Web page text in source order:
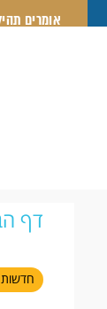
אומרים תהילים בשבילך,
דף
חדשות